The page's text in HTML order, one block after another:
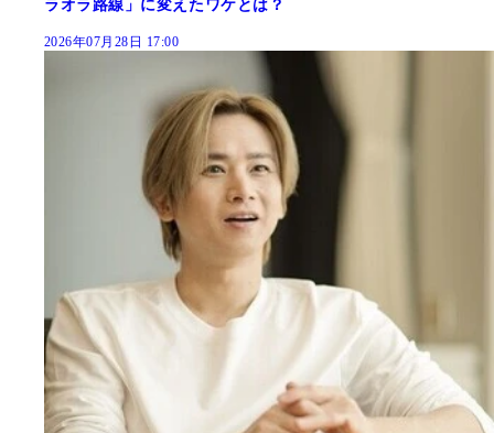
ラオラ路線」に変えたワケとは？
2026年07月28日 17:00